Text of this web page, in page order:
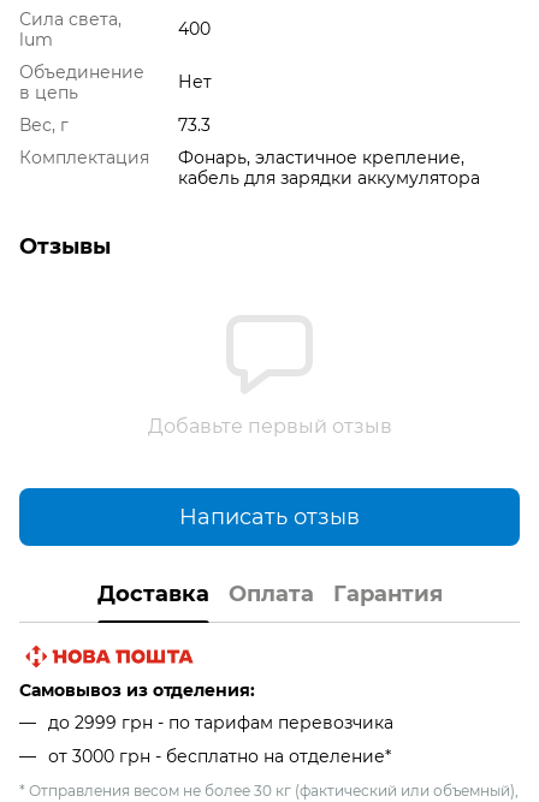
Сила света,
lum
400
Объединение
в цепь
Нет
Вес, г
73.3
Комплектация
Фонарь, эластичное крепление,
кабель для зарядки аккумулятора
Отзывы
Добавьте первый отзыв
Написать отзыв
Доставка Оплата Гарантия
Самовывоз из отделения:
до 2999 грн - по тарифам перевозчика
от 3000 грн - бесплатно на отделение*
* Отправления весом не более 30 кг (фактический или объемный),